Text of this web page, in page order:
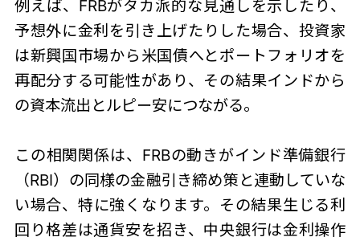
例えば、FRBがタカ派的な見通しを示したり、
予想外に金利を引き上げたりした場合、投資家
は新興国市場から米国債へとポートフォリオを
再配分する可能性があり、その結果インドから
の資本流出とルピー安につながる。
この相関関係は、FRBの動きがインド準備銀行
（RBI）の同様の金融引き締め策と連動していな
い場合、特に強くなります。その結果生じる利
回り格差は通貨安を招き、中央銀行は金利操作